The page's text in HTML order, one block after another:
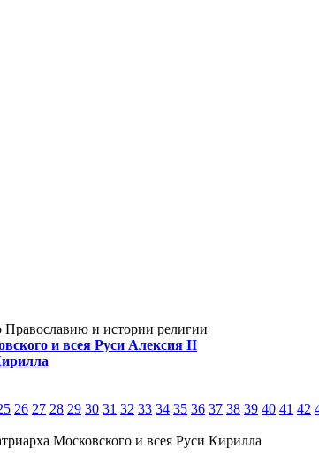
и истории религии
и всея Руси Алексия II
26 27 28 29 30 31 32 33 34 35 36 37 38 39 40 41 42
Московского и всея Руси Кирилла